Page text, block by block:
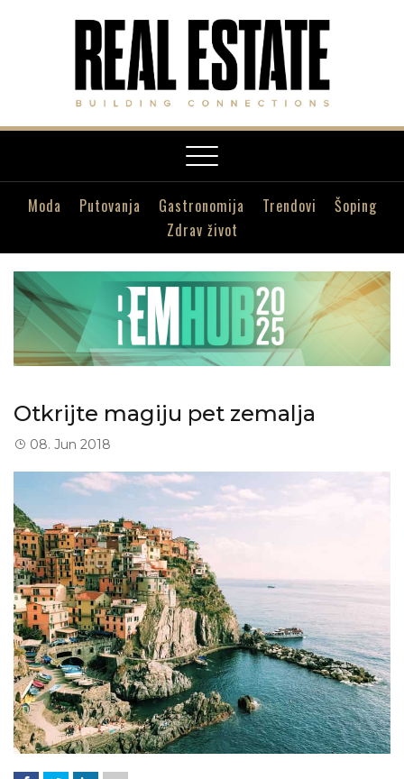
Toggle
navigation
Moda Putovanja Gastronomija Trendovi
Šoping
Zdrav život
Otkrijte magiju pet zemalja
08. Jun 2018